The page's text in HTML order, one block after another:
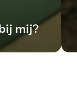
mij?